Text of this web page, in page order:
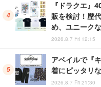
『ドラクエ』
販を検討！歴
め、ユニーク
2026.8.7 Fri 12:15
アベイルで『
着にピッタリ
2026.8.7 Fri 21:30